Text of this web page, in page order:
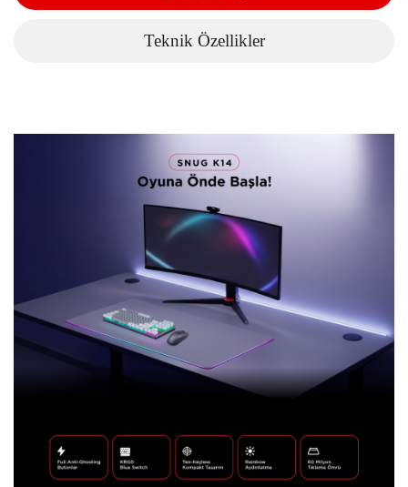
Teknik Özellikler